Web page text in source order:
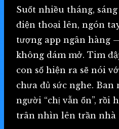
Suốt nhiều tháng,
điện thoại lên, ngón
tượng app ngân hàng
không dám mở. Tim
con số hiện ra sẽ nói
chưa đủ sức nghe.
người “chị vẫn ổn”, rồi
trân nhìn lên trần nhà